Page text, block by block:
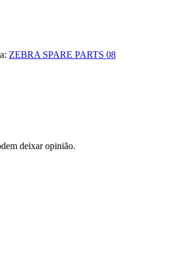
ZEBRA SPARE PARTS 08
deixar opinião.